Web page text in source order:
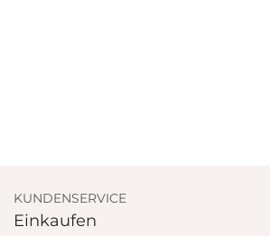
KUNDENSERVICE
Einkaufen